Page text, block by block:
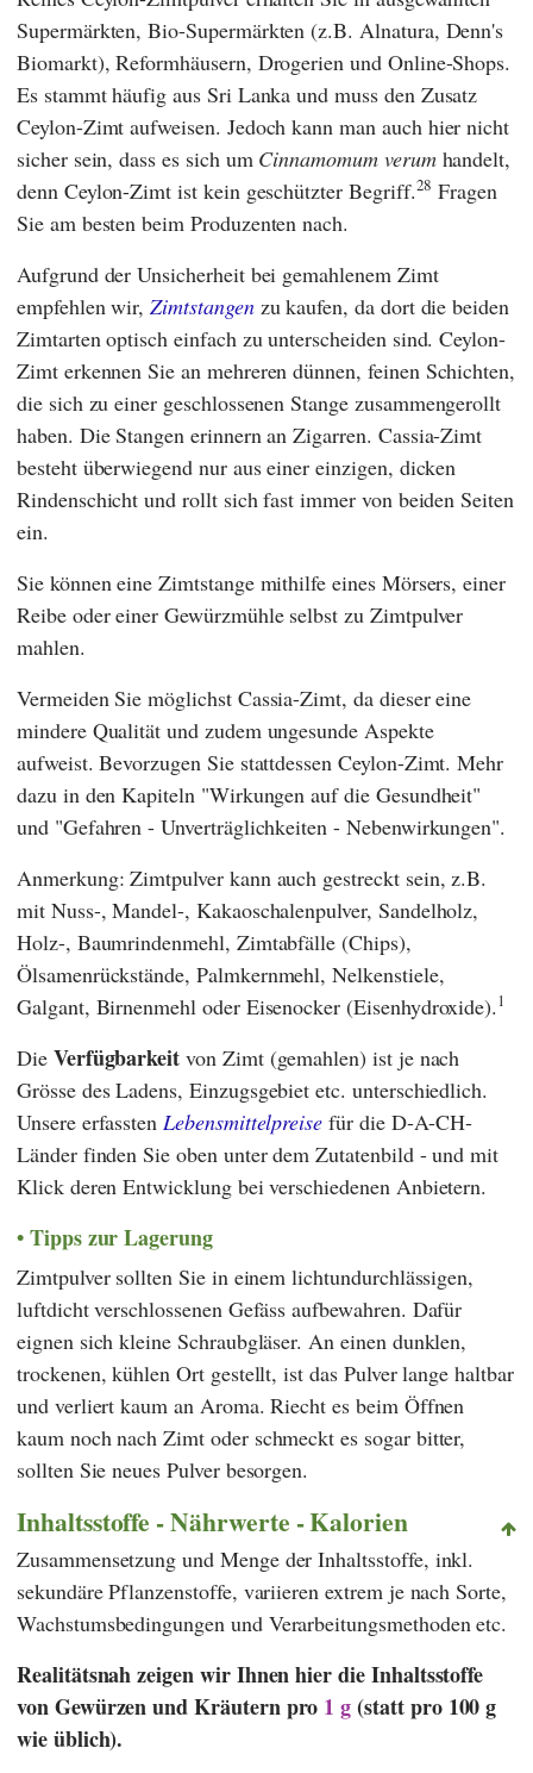
Supermärkten, Bio-Supermärkten (z.B.Alnatura, Denn's
Biomarkt), Reformhäusern, Drogerien und Online-Shops.
Es stammt häufig aus Sri Lanka und muss den Zusatz
Ceylon-Zimt aufweisen. Jedoch kann man auch hier nicht
sicher sein, dass es sich um Cinnamomum verumhandelt,
denn Ceylon-Zimt ist kein geschützter Begriff.28 Fragen
Sie am besten beim Produzenten nach.
Aufgrund der Unsicherheit bei gemahlenem Zimt
empfehlen wir,Zimtstangenzu kaufen, da dort die beiden
Zimtarten optisch einfach zu unterscheiden sind. Ceylon-
Zimt erkennen Sie an mehreren dünnen, feinen Schichten,
die sich zu einer geschlossenen Stange zusammengerollt
haben. Die Stangen erinnern an Zigarren. Cassia-Zimt
besteht überwiegend nur aus einer einzigen, dicken
Rindenschicht und rollt sich fast immer von beiden Seiten
ein.
Sie können eine Zimtstange mithilfe eines Mörsers, einer
Reibe oder einer Gewürzmühle selbst zu Zimtpulver
mahlen.
Vermeiden Sie möglichst Cassia-Zimt, da dieser eine
mindere Qualität und zudem ungesunde Aspekte
aufweist. Bevorzugen Sie stattdessen Ceylon-Zimt. Mehr
dazu in den Kapiteln "Wirkungen auf die Gesundheit"
und "Gefahren - Unverträglichkeiten - Nebenwirkungen".
Anmerkung: Zimtpulver kann auch gestreckt sein, z.B.
mit Nuss-, Mandel-, Kakaoschalenpulver, Sandelholz,
Holz-, Baumrindenmehl, Zimtabfälle (Chips),
Ölsamenrückstände, Palmkernmehl, Nelkenstiele,
Galgant, Birnenmehl oder Eisenocker (Eisenhydroxide).1
Die Verfügbarkeit von Zimt (gemahlen) ist je nach
Grösse des Ladens, Einzugsgebiet etc. unterschiedlich.
Unsere erfasstenLebensmittelpreise für die D-A-CH-
Länder finden Sie oben unter dem Zutatenbild - und mit
Klick deren Entwicklung bei verschiedenen Anbietern.
Tipps zur Lagerung
Zimtpulver sollten Sie in einem lichtundurchlässigen,
luftdicht verschlossenen Gefäss aufbewahren. Dafür
eignen sich kleine Schraubgläser. An einen dunklen,
trockenen, kühlen Ort gestellt, ist das Pulver lange haltbar
und verliert kaum an Aroma. Riecht es beim Öffnen
kaum noch nach Zimt oder schmeckt es sogar bitter,
sollten Sie neues Pulver besorgen.
Inhaltsstoffe - Nährwerte - Kalorien
Zusammensetzung und Menge der Inhaltsstoffe, inkl.
sekundäre Pflanzenstoffe, variieren extrem je nach Sorte,
Wachstumsbedingungen und Verarbeitungsmethoden etc.
Realitätsnah zeigen wir Ihnen hier die Inhaltsstoffe
von Gewürzen und Kräutern pro 1 g(statt pro 100 g
wie üblich).